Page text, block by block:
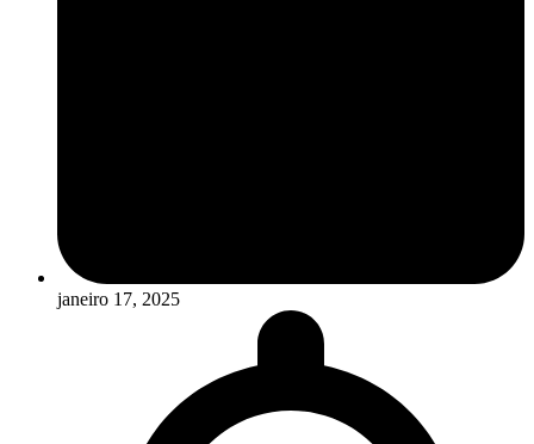
janeiro 17, 2025